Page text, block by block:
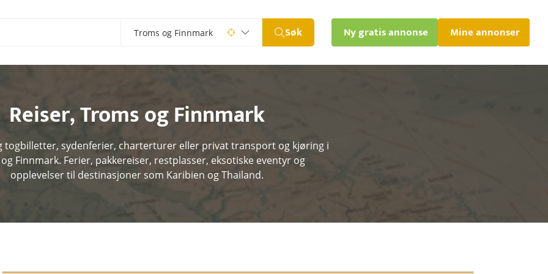
Søk Ny gratis annonse Mine annonser
Reiser,Troms og Finnmark
togbilletter, sydenferier, charterturer eller privat transport og kjøring i
Finnmark. Ferier, pakkereiser, restplasser, eksotiske eventyr og
opplevelser til destinasjoner som Karibien og Thailand.